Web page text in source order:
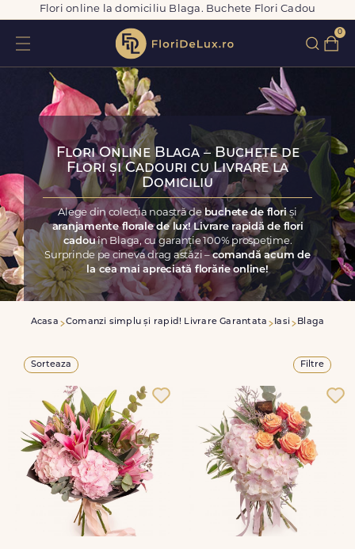
Flori online la domiciliu Blaga. Buchete Flori Cadou
0
Flori Online Blaga – Buchete de
Flori și Cadouri cu Livrare la
Domiciliu
Alege din colecția noastră de buchete de floriși
aranjamente florale de lux! Livrare rapidă de flori
cadouîn Blaga, cu garanție 100% prospețime.
Surprinde pe cineva drag astăzi –comandă acum de
la cea mai apreciată florărie online!
Acasa Comanzi simplu și rapid! Livrare Garantata Iasi Blaga
Sorteaza Filtre